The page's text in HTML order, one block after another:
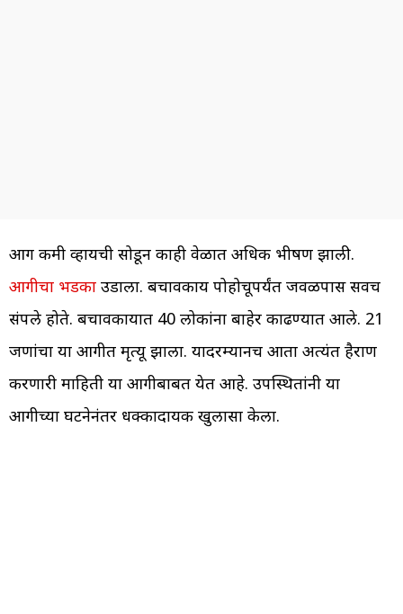
आग कमी व्हायची सोडून काही वेळात अधिक भीषण झाली.
आगीचा भडका उडाला. बचावकार्य पोहोचूपर्यंत जवळपास सर्वच
संपले होते. बचावकार्यात 40 लोकांना बाहेर काढण्यात आले. 21
जणांचा या आगीत मृत्यू झाला. यादरम्यानच आता अत्यंत हैराण
करणारी माहिती या आगीबाबत येत आहे. उपस्थितांनी या
आगीच्या घटनेनंतर धक्कादायक खुलासा केला.